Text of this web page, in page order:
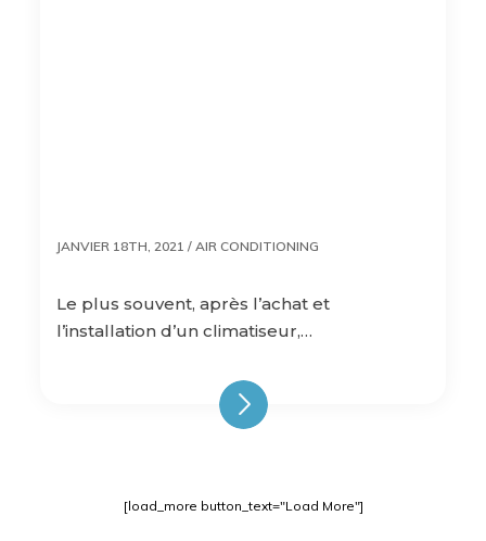
JANVIER 18TH, 2021 /AIR CONDITIONING
Le plus souvent, après l’achat et
l’installation d’un climatiseur,…
[load_more button_text="Load More"]